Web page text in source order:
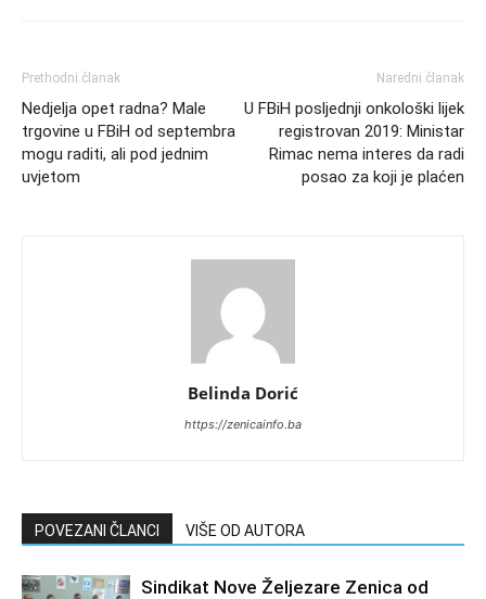
Prethodni članak
Nedjelja opet radna? Male
trgovine u FBiH od septembra
mogu raditi, ali pod jednim
uvjetom
Naredni članak
U FBiH posljednji onkološki lijek
registrovan 2019: Ministar
Rimac nema interes da radi
posao za koji je plaćen
Belinda Dorić
https://zenicainfo.ba
POVEZANI ČLANCI VIŠE OD AUTORA
Sindikat Nove Željezare Zenica od